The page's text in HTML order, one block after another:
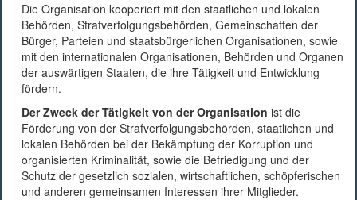
Die Organisation kooperiert mit den staatlichen und lokalen
Behörden, Strafverfolgungsbehörden, Gemeinschaften der
Bürger, Parteien und staatsbürgerlichen Organisationen, sowie
mit den internationalen Organisationen, Behörden und Organen
der auswärtigen Staaten, die ihre Tätigkeit und Entwicklung
fördern.
Der Zweck der Tätigkeit von der Organisation ist die
Förderung von der Strafverfolgungsbehörden, staatlichen und
lokalen Behörden bei der Bekämpfung der Korruption und
organisierten Kriminalität, sowie die Befriedigung und der
Schutz der gesetzlich sozialen, wirtschaftlichen, schöpferischen
und anderen gemeinsamen Interessen ihrer Mitglieder.